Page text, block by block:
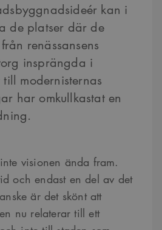
kan i
de platser där de
renässansens
insprängda i
modernisternas
har omkullkastat en
visionen ända fram.
och endast en del av det
är det skönt att
nu relaterar till ett